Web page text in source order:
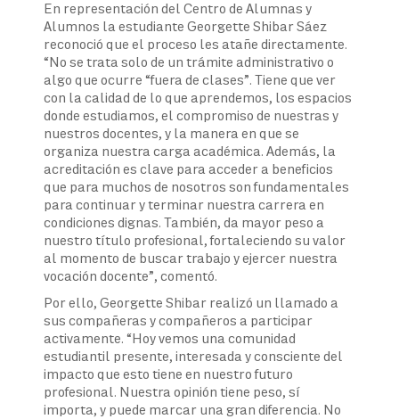
En representación del Centro de Alumnas y
Alumnos la estudiante Georgette Shibar Sáez
reconoció que el proceso les atañe directamente.
“No se trata solo de un trámite administrativo o
algo que ocurre “fuera de clases”. Tiene que ver
con la calidad de lo que aprendemos, los espacios
donde estudiamos, el compromiso de nuestras y
nuestros docentes, y la manera en que se
organiza nuestra carga académica. Además, la
acreditación es clave para acceder a beneficios
que para muchos de nosotros son fundamentales
para continuar y terminar nuestra carrera en
condiciones dignas. También, da mayor peso a
nuestro título profesional, fortaleciendo su valor
al momento de buscar trabajo y ejercer nuestra
vocación docente”, comentó.
Por ello, Georgette Shibar realizó un llamado a
sus compañeras y compañeros a participar
activamente. “Hoy vemos una comunidad
estudiantil presente, interesada y consciente del
impacto que esto tiene en nuestro futuro
profesional. Nuestra opinión tiene peso, sí
importa, y puede marcar una gran diferencia. No